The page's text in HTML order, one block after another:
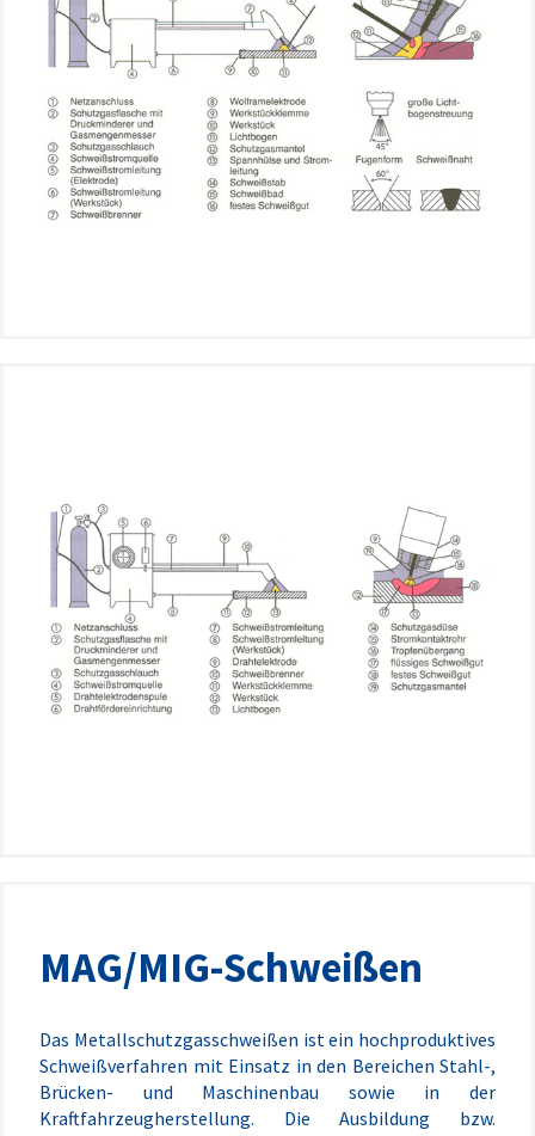
MAG/MIG-Schweißen
Das Metallschutzgasschweißen ist ein hochproduktives
Schweißverfahren mit Einsatz in den Bereichen Stahl-,
Brücken- und Maschinenbau sowie in der
Kraftfahrzeugherstellung. Die Ausbildung bzw.